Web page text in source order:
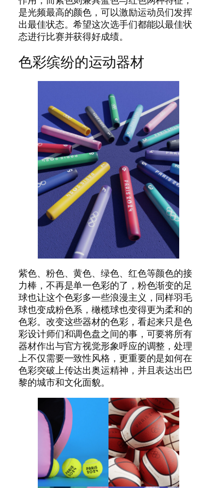
是光频最高的颜色，可以激励运动员们发挥
出最佳状态。希望这次选手们都能以最佳状
态进行比赛并获得好成绩。
色彩缤纷的运动器材
紫色、粉色、黄色、绿色、红色等颜色的接
力棒，不再是单一色彩的了，粉色渐变的足
球也让这个色彩多一些浪漫主义，同样羽毛
球也变成粉色系，橄榄球也变得更为柔和的
色彩。改变这些器材的色彩，看起来只是色
彩设计师们和调色盘之间的事，可要将所有
器材作出与官方视觉形象呼应的调整，处理
上不仅需要一致性风格，更重要的是如何在
色彩突破上传达出奥运精神，并且表达出巴
黎的城市和文化面貌。